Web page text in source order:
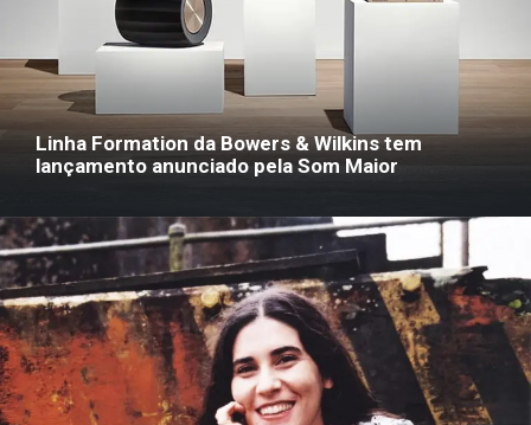
Linha Formation da Bowers & Wilkins tem
lançamento anunciado pela Som Maior